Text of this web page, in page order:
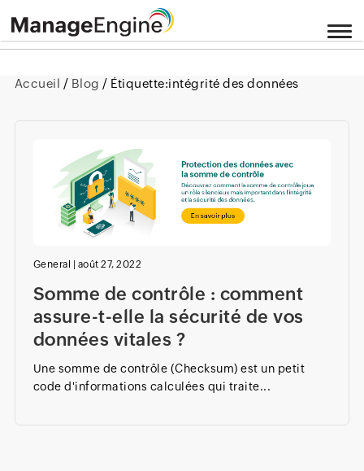
Accueil / Blog / Étiquette:intégrité des données
General | août 27, 2022
Somme de contrôle : comment
assure-t-elle la sécurité de vos
données vitales ?
Une somme de contrôle (Checksum) est un petit
code d'informations calculées qui traite...